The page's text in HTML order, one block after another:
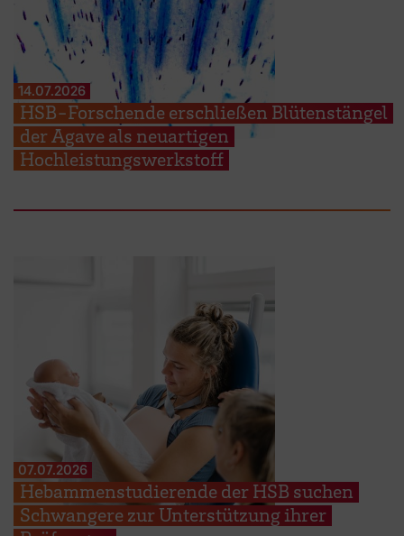
14.07.2026
HSB-Forschende erschließen Blütenstängel
der Agave als neuartigen
Hochleistungswerkstoff
07.07.2026
Hebammenstudierende der HSB suchen
Schwangere zur Unterstützung ihrer